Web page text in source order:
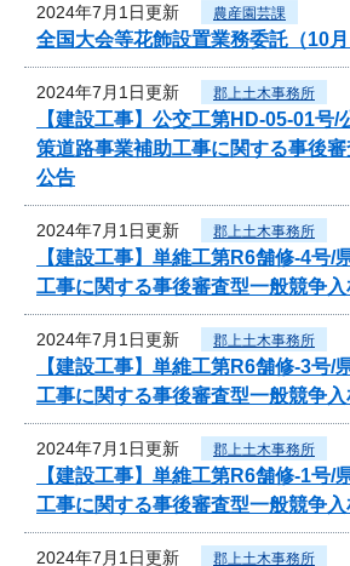
2024年7月1日更新 農産園芸課
全国大会等花飾設置業務委託（10月
2024年7月1日更新 郡上土木事務所
【建設工事】公交工第HD-05-01
策道路事業補助工事に関する事後
公告
2024年7月1日更新 郡上土木事務所
【建設工事】単維工第R6舗修-4号
工事に関する事後審査型一般競争
2024年7月1日更新 郡上土木事務所
【建設工事】単維工第R6舗修-3号
工事に関する事後審査型一般競争
2024年7月1日更新 郡上土木事務所
【建設工事】単維工第R6舗修-1号
工事に関する事後審査型一般競争
2024年7月1日更新 郡上土木事務所